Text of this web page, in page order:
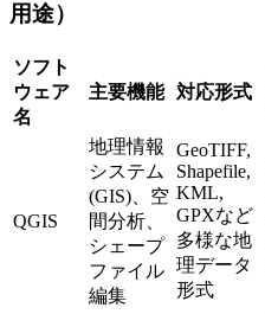
用途）
ソフト
ウェア
名
主要機能 対応形式
QGIS
地理情報
システム
(GIS)、空
間分析、
シェープ
ファイル
編集
GeoTIFF,
Shapefile,
KML,
GPXなど
多様な地
理データ
形式